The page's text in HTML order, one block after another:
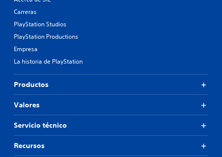
Carreras
PlayStation Studios
PlayStation Productions
Empresa
La historia de PlayStation
Productos
Valores
Servicio técnico
Recursos